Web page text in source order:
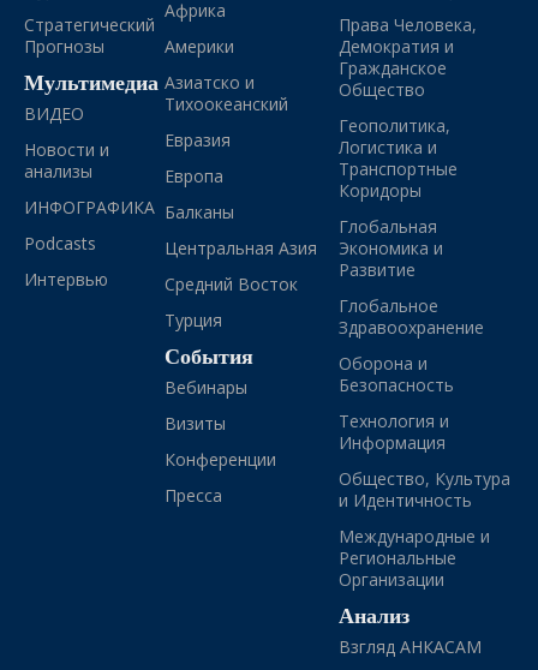
Стратегический
Прогнозы
Мультимедиа
ВИДЕО
Новости и
анализы
ИНФОГРАФИКА
Podcasts
Интервью
Африка
Америки
Азиатско и
Тихоокеанский
Евразия
Европа
Балканы
Центральная Азия
Средний Восток
Турция
События
Вебинары
Визиты
Конференции
Пресса
Права Человека,
Демократия и
Гражданское
Общество
Геополитика,
Логистика и
Транспортные
Коридоры
Глобальная
Экономика и
Развитие
Глобальное
Здравоохранение
Оборона и
Безопасность
Технология и
Информация
Общество, Культура
и Идентичность
Международные и
Региональные
Организации
Анализ
Взгляд АНКАСАМ